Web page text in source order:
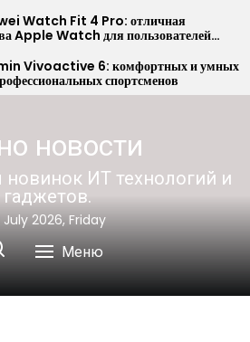
Watch Fit 4 Pro: отличная
Apple Watch для пользователей
Vivoactive 6: комфортных и умных
спортсменов
новости
ИТ технологий и
гаджетов.
July 2026, Friday
Меню